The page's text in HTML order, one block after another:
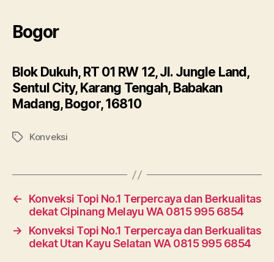
Bogor
Blok Dukuh, RT 01 RW 12, Jl. Jungle Land,
Sentul City, Karang Tengah, Babakan
Madang, Bogor, 16810
TagsKonveksi
←
Konveksi Topi No.1 Terpercaya dan Berkualitas
dekat Cipinang Melayu WA 0815 995 6854
→
Konveksi Topi No.1 Terpercaya dan Berkualitas
dekat Utan Kayu Selatan WA 0815 995 6854